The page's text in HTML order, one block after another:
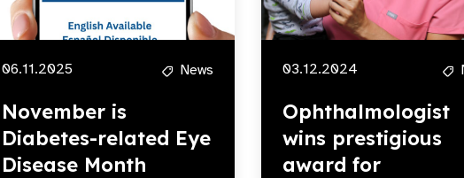
06.11.2025 News
November is
Diabetes-related Eye
Disease Month
03.12.2024
Ophthalmologist
wins prestigious
award for